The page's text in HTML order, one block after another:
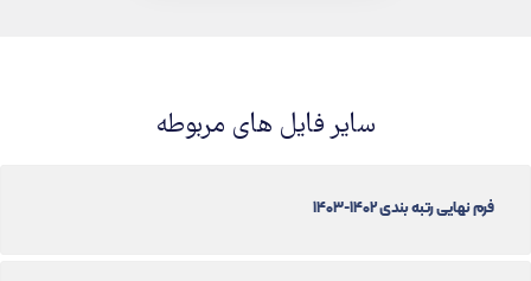
سایر فایل های مربوطه
فرم نهایی رتبه بندی 1402-1403